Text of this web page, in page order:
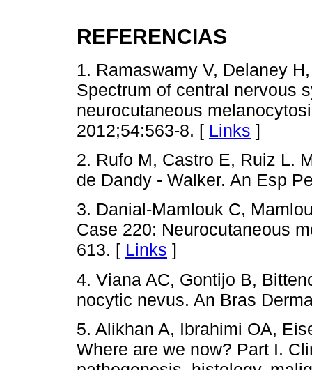
REFERENCIAS
1. Ramaswamy V, Delaney
Spectrum of central nervous
neurocutaneous
2012;54:563-8. [ Links ]
2. Rufo M, Castro E, Ruiz L.
de Dandy - Walker. An Esp
3. Danial-Mamlouk C,
Case 220: Neurocutaneous
613. [ Links ]
4. Viana AC, Gontijo B,
nocytic nevus. An Bras
5. Alikhan A, Ibrahimi OA,
Where are we now? Part I.